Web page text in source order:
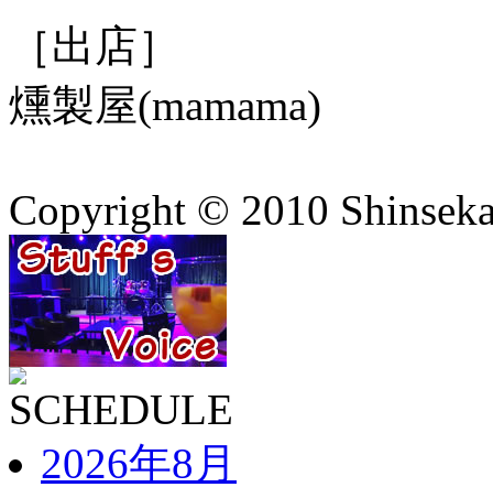
［出店］
燻製屋(mamama)
Copyright © 2010
2026年8月